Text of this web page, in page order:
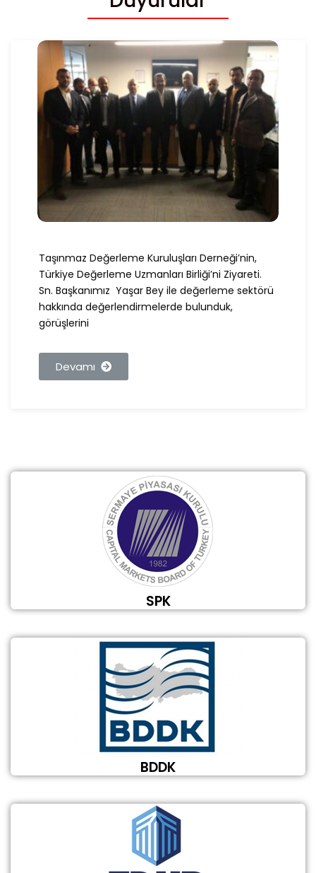
Taşınmaz Değerleme Kuruluşları Derneği’nin,
Türkiye Değerleme Uzmanları Birliği’ni Ziyareti.
Sn. Başkanımız Yaşar Bey ile değerleme sektörü
hakkında değerlendirmelerde bulunduk,
görüşlerini
Devamı
SPK
BDDK